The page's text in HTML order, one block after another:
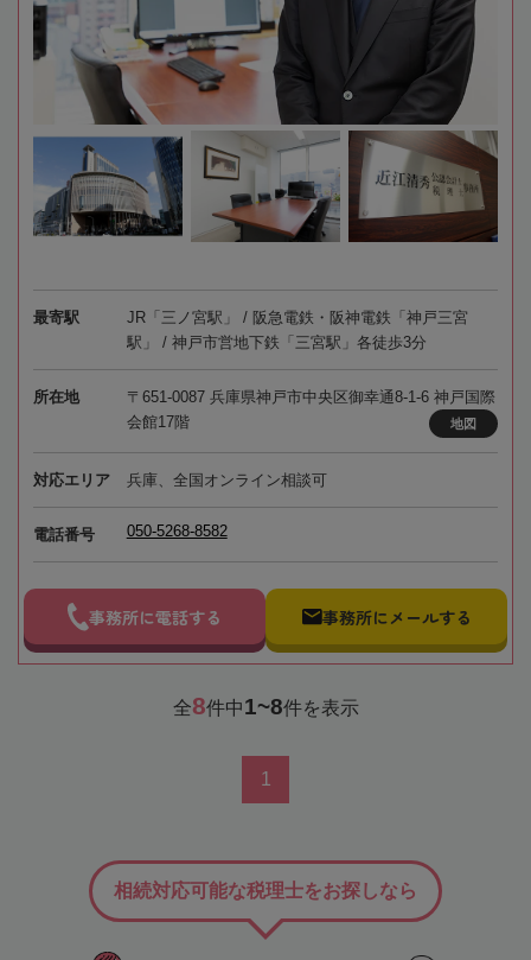
最寄駅
JR「三ノ宮駅」 / 阪急電鉄・阪神電鉄「神戸三宮
駅」 / 神戸市営地下鉄「三宮駅」各徒歩3分
所在地
〒651-0087 兵庫県神戸市中央区御幸通8-1-6 神戸国際
会館17階
地図
対応エリア 兵庫、全国オンライン相談可
電話番号 050-5268-8582
事務所に電話する 事務所にメールする
全8件中1~8件を表示
1
相続対応可能な税理士をお探しなら